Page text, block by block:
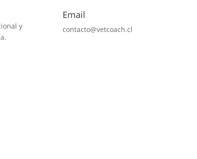
y
Email
contacto@vetcoach.cl